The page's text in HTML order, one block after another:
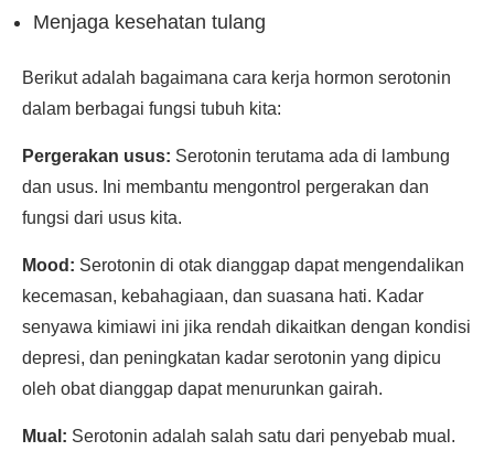
Menjaga kesehatan tulang
Berikut adalah bagaimana cara kerja hormon serotonin
dalam berbagai fungsi tubuh kita:
Pergerakan usus: Serotonin terutama ada di lambung
dan usus. Ini membantu mengontrol pergerakan dan
fungsi dari usus kita.
Mood: Serotonin di otak dianggap dapat mengendalikan
kecemasan, kebahagiaan, dan suasana hati. Kadar
senyawa kimiawi ini jika rendah dikaitkan dengan kondisi
depresi, dan peningkatan kadar serotonin yang dipicu
oleh obat dianggap dapat menurunkan gairah.
Mual: Serotonin adalah salah satu dari penyebab mual.